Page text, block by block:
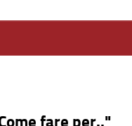
fare per.."